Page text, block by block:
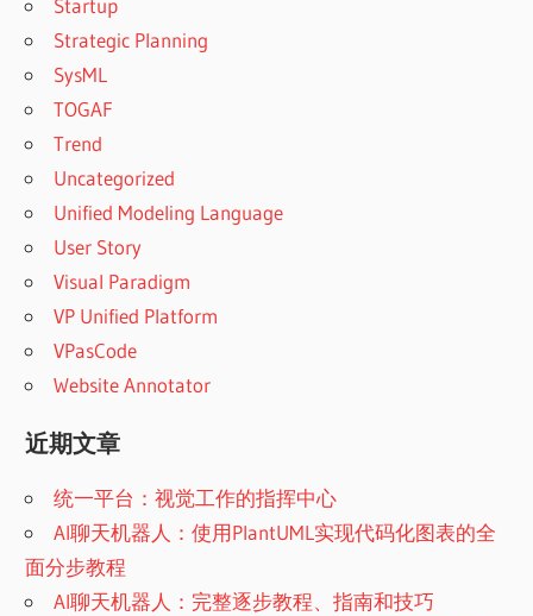
Startup
Strategic Planning
SysML
TOGAF
Trend
Uncategorized
Unified Modeling Language
User Story
Visual Paradigm
VP Unified Platform
VPasCode
Website Annotator
近期文章
统一平台：视觉工作的指挥中心
AI聊天机器人：使用PlantUML实现代码化图表的全
面分步教程
AI聊天机器人：完整逐步教程、指南和技巧